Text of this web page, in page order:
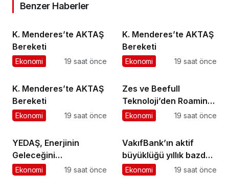
Benzer Haberler
K. Menderes’te AKTAŞ
Bereketi
Ekonomi 19 saat önce
K. Menderes’te AKTAŞ
Bereketi
Ekonomi 19 saat önce
K. Menderes’te AKTAŞ
Bereketi
Ekonomi 19 saat önce
Zes ve Beefull
Teknoloji’den Roaming
İş Birliği
Ekonomi 19 saat önce
YEDAŞ, Enerjinin
Geleceğini
Şekillendirecek Genç
Ekonomi 19 saat önce
VakıfBank’ın aktif
büyüklüğü yıllık bazda
yüzde 28 artışla 5,8
Ekonomi 19 saat önce